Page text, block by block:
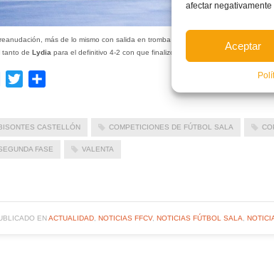
afectar
Aceptar
más de lo mismo con salida en tromba del equipo malagueño para
tanto de Lydia para el definitivo 4-2 con que finalizó el encuentro.
Facebook
Twitter
CASTELLÓN COMPETICIONES DE FÚTBOL SALA
FASE VALENTA
EN ACTUALIDAD, NOTICIAS FFCV, NOTICIAS FÚTBOL SALA,